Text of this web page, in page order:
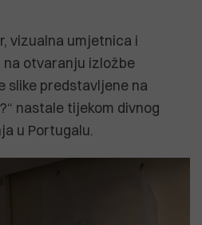
vizualna umjetnica i
otvaranju izložbe
slike predstavljene na
nastale tijekom divnog
u Portugalu.